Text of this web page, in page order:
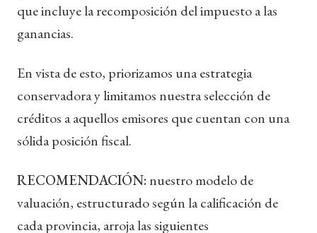
que incluye la recomposición del impuesto a las
ganancias.
En vista de esto, priorizamos una estrategia
conservadora y limitamos nuestra selección de
créditos a aquellos emisores que cuentan con una
sólida posición fiscal.
RECOMENDACIÓN: nuestro modelo de
valuación, estructurado según la calificación de
cada provincia, arroja las siguientes